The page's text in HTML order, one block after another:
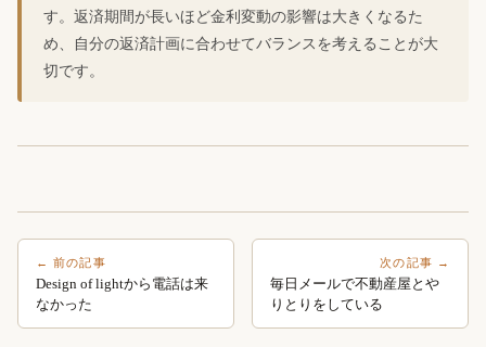
す。返済期間が長いほど金利変動の影響は大きくなるた
め、自分の返済計画に合わせてバランスを考えることが大
切です。
← 前の記事
Design of lightから電話は来
なかった
次の記事 →
毎日メールで不動産屋とや
りとりをしている